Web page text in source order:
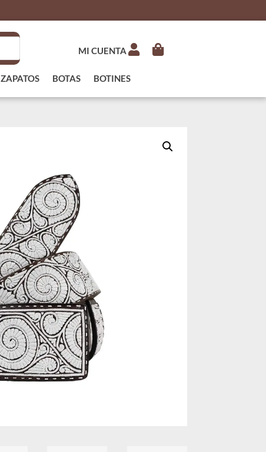
MI CUENTA
ZAPATOS BOTAS BOTINES